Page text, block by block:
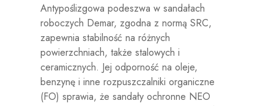
Antypoślizgowa podeszwa w sandałach
roboczych Demar, zgodna z normą SRC,
zapewnia stabilność na różnych
powierzchniach, także stalowych i
ceramicznych. Jej odporność na oleje,
benzynę i inne rozpuszczalniki organiczne
(FO) sprawia, że sandały ochronne NEO